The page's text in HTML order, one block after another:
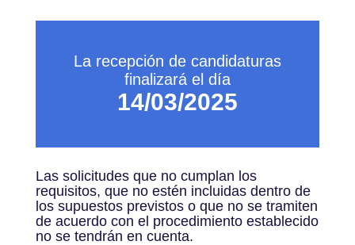
La recepción de candidaturas
finalizará el día
14/03/2025
Las solicitudes que no cumplan los
requisitos, que no estén incluidas dentro de
los supuestos previstos o que no se tramiten
de acuerdo con el procedimiento establecido
no se tendrán en cuenta.